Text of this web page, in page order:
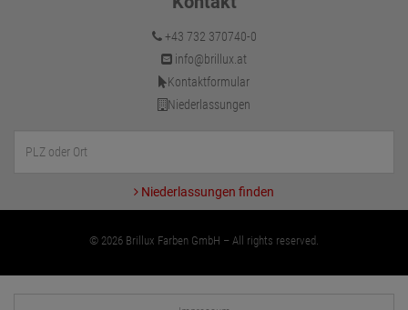
+43 732 370740-0
info@brillux.at
Kontaktformular
Niederlassungen
Niederlassungen finden
© 2026 Brillux Farben GmbH – All rights reserved.